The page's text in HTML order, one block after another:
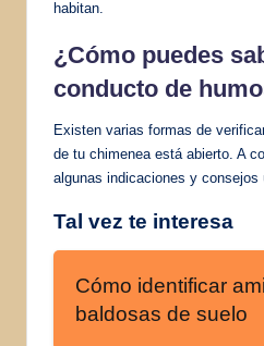
habitan.
¿Cómo puedes
conducto de
Existen varias formas de
de tu chimenea está abierto. A
algunas indicaciones y consejos
Tal vez te interesa
Cómo identificar
baldosas de suelo